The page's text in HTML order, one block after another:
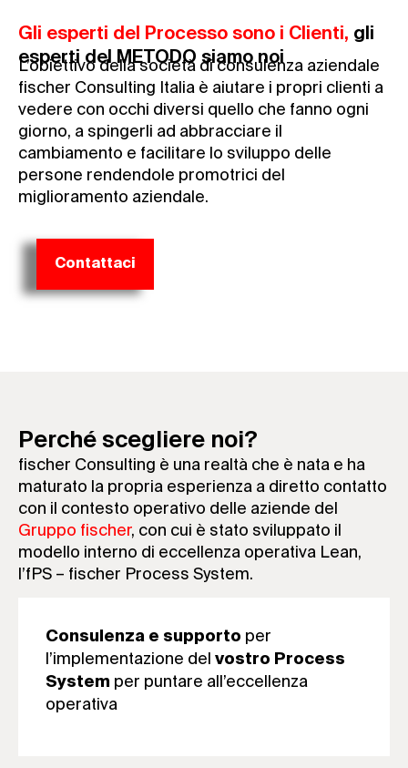
Gli esperti del Processo sono i Clienti, gli
esperti del METODO siamo noi
L’obiettivo della società di consulenza aziendale
fischer Consulting Italia è aiutare i propri clienti a
vedere con occhi diversi quello che fanno ogni
giorno, a spingerli ad abbracciare il
cambiamento e facilitare lo sviluppo delle
persone rendendole promotrici del
miglioramento aziendale.
Contattaci
Perché scegliere noi?
fischer Consulting è una realtà che è nata e ha
maturato la propria esperienza a diretto contatto
con il contesto operativo delle aziende del
Gruppo fischer, con cui è stato sviluppato il
modello interno di eccellenza operativa Lean,
l’fPS – fischer Process System.
Consulenza e supporto per
l’implementazione del vostro Process
System per puntare all’eccellenza
operativa